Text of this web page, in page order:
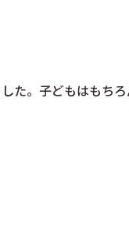
。子どもはもち